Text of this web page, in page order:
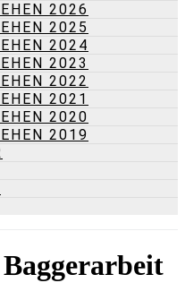
2026
2025
2024
2023
2022
2021
2020
2019